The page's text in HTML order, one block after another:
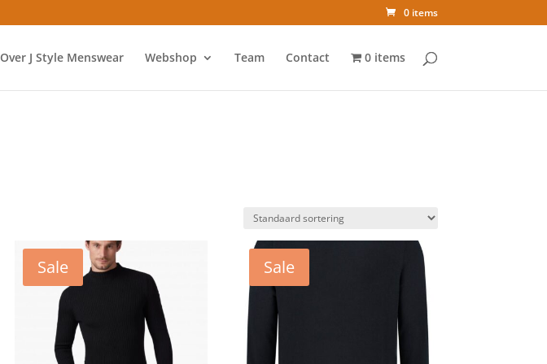
0 items
Over J Style Menswear Webshop Team Contact 0 items
Sale Sale